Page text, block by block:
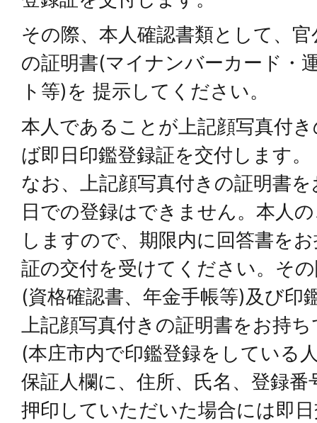
その際、本人確認書類として、
の証明書(マイナンバーカード・
ト等)を 提示してください。
本人であることが上記顔写真付
ば即日印鑑登録証を交付します。
なお、上記顔写真付きの証明書
日での登録はできません。本人
しますので、期限内に回答書を
証の交付を受けてください。そ
(資格確認書、年金手帳等)及び印
上記顔写真付きの証明書をお持
(本庄市内で印鑑登録をしている
保証人欄に、住所、氏名、登録
押印していただいた場合には即